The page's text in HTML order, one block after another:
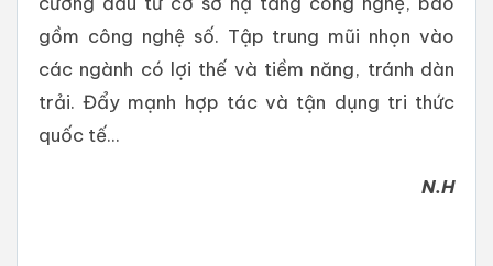
gồm công nghệ số. Tập trung mũi nhọn vào
các ngành có lợi thế và tiềm năng, tránh dàn
trải. Đẩy mạnh hợp tác và tận dụng tri thức
quốc tế...
N.H